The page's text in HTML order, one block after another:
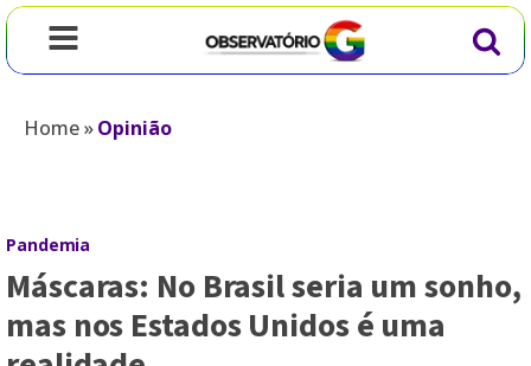
Home»Opinião
Pandemia
Máscaras: No Brasil seria um sonho,
mas nos Estados Unidos é uma